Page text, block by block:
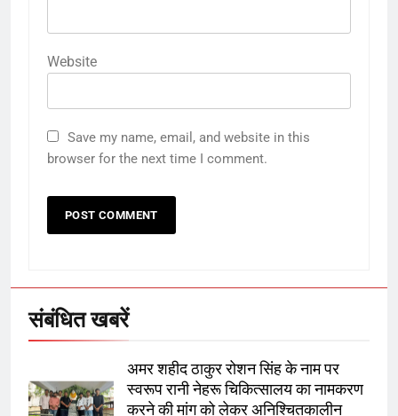
Website
Save my name, email, and website in this
browser for the next time I comment.
संबंधित खबरें
अमर शहीद ठाकुर रोशन सिंह के नाम पर
स्वरूप रानी नेहरू चिकित्सालय का नामकरण
करने की मांग को लेकर अनिश्चितकालीन
5
राम की नगरी अयोध्या में आने वाले भक्तों
गाजा युद्धविराम को लेकर बड़ी खबरें